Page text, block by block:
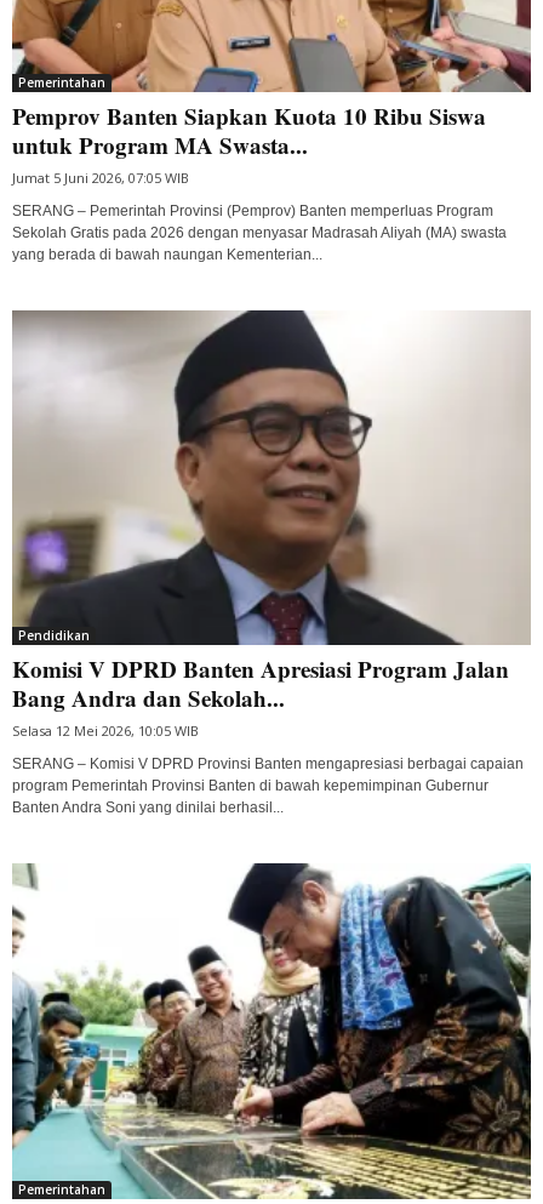
Pemerintahan
Pemprov Banten Siapkan Kuota 10 Ribu Siswa
untuk Program MA Swasta...
Jumat 5 Juni 2026, 07:05 WIB
SERANG – Pemerintah Provinsi (Pemprov) Banten memperluas Program
Sekolah Gratis pada 2026 dengan menyasar Madrasah Aliyah (MA) swasta
yang berada di bawah naungan Kementerian...
Pendidikan
Komisi V DPRD Banten Apresiasi Program Jalan
Bang Andra dan Sekolah...
Selasa 12 Mei 2026, 10:05 WIB
SERANG – Komisi V DPRD Provinsi Banten mengapresiasi berbagai capaian
program Pemerintah Provinsi Banten di bawah kepemimpinan Gubernur
Banten Andra Soni yang dinilai berhasil...
Pemerintahan